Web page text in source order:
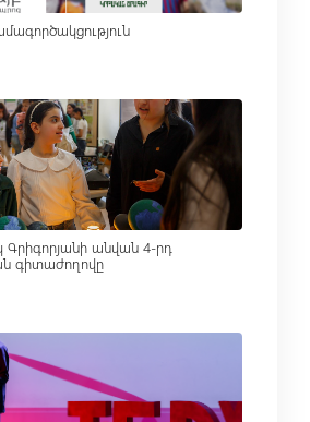
անվան 4-րդ
գիտաժողովը